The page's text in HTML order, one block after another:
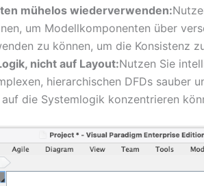
mühelos wiederverwenden:
um Modellkomponenten über
zu können, um die Konsistenz
nicht auf Layout:Nutzen Sie
hierarchischen DFDs sauber
die Systemlogik konzentrieren